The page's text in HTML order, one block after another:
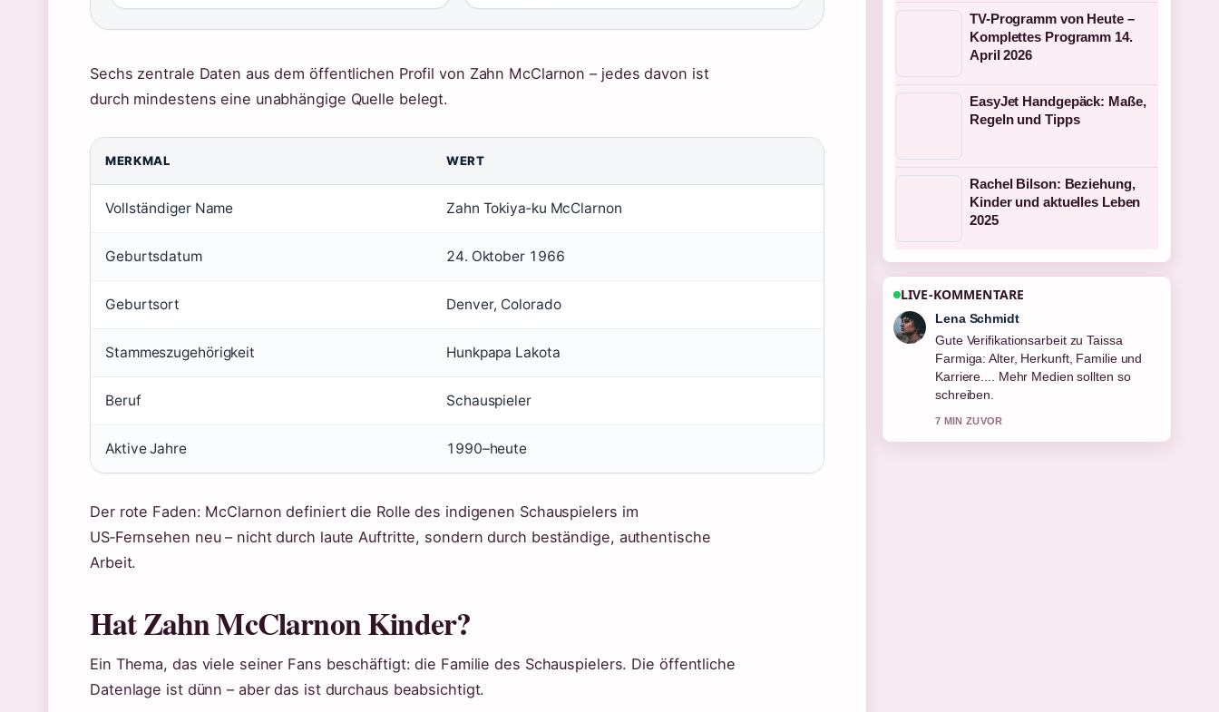
Sechs zentrale Daten aus dem öffentlichen Profil von Zahn McClarnon – jedes davon ist
durch mindestens eine unabhängige Quelle belegt.
MERKMAL WERT
Vollständiger Name Zahn Tokiya‑ku McClarnon
Geburtsdatum 24. Oktober 1966
Geburtsort Denver, Colorado
Stammeszugehörigkeit Hunkpapa Lakota
Beruf Schauspieler
Aktive Jahre 1990–heute
Der rote Faden: McClarnon definiert die Rolle des indigenen Schauspielers im
US‑Fernsehen neu – nicht durch laute Auftritte, sondern durch beständige, authentische
Arbeit.
Hat Zahn McClarnon Kinder?
Ein Thema, das viele seiner Fans beschäftigt: die Familie des Schauspielers. Die öffentliche
Datenlage ist dünn – aber das ist durchaus beabsichtigt.
TV-Programm von Heute –
Komplettes Programm 14.
April 2026
EasyJet Handgepäck: Maße,
Regeln und Tipps
Rachel Bilson: Beziehung,
Kinder und aktuelles Leben
2025
LIVE-KOMMENTARE
Felix Meyer
Starke Einordnung zu Rolf Seelmann-
Eggebert: Tod, Familie und Leben. Das
ist die klarste Zusammenfassung, die
ich heute gesehen habe.
9 MIN ZUVOR